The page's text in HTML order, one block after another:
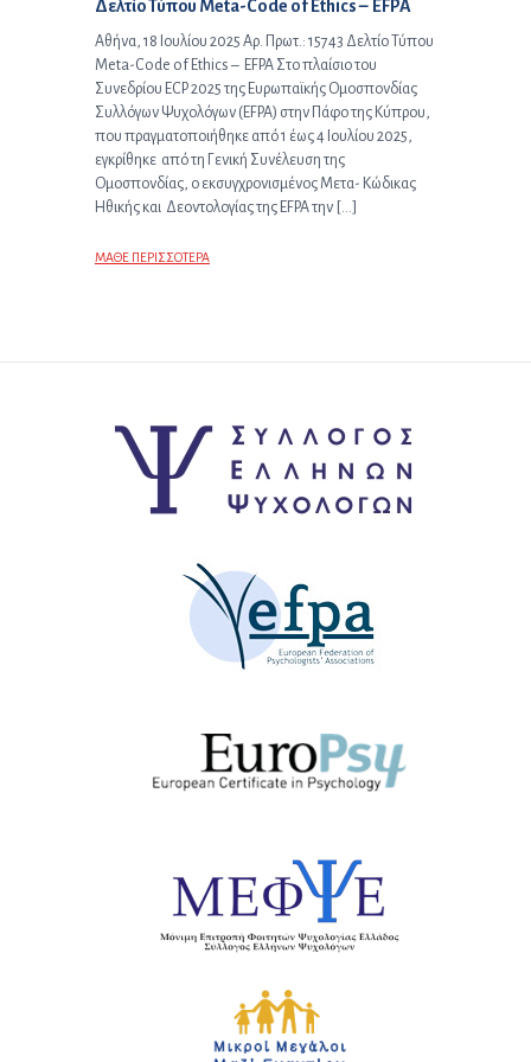
Επόμενο άρθρο:
Δελτίο Τύπου Meta-Code of Ethics – EFPA
Αθήνα, 18 Ιουλίου 2025 Αρ. Πρωτ.: 15743 Δελτίο Τύπου
Meta-Code of Ethics – EFPA Στο πλαίσιο του
Συνεδρίου ECP 2025 της Ευρωπαϊκής Ομοσπονδίας
Συλλόγων Ψυχολόγων (EFPA) στην Πάφο της Κύπρου,
που πραγματοποιήθηκε από 1 έως 4 Ιουλίου 2025,
εγκρίθηκε από τη Γενική Συνέλευση της
Ομοσπονδίας, ο εκσυγχρονισμένος Μετα- Κώδικας
Ηθικής και Δεοντολογίας της EFPA την […]
ΜΑΘΕ ΠΕΡΙΣΣΟΤΕΡΑ